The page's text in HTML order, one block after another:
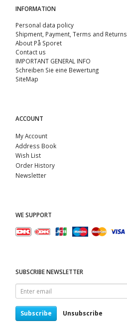
INFORMATION
Personal data policy
Shipment, Payment, Terms and Returns
About På Sporet
Contact us
IMPORTANT GENERAL INFO
Schreiben Sie eine Bewertung
SiteMap
ACCOUNT
My Account
Address Book
Wish List
Order History
Newsletter
WE SUPPORT
SUBSCRIBE NEWSLETTER
Enter
email
Subscribe Unsubscribe